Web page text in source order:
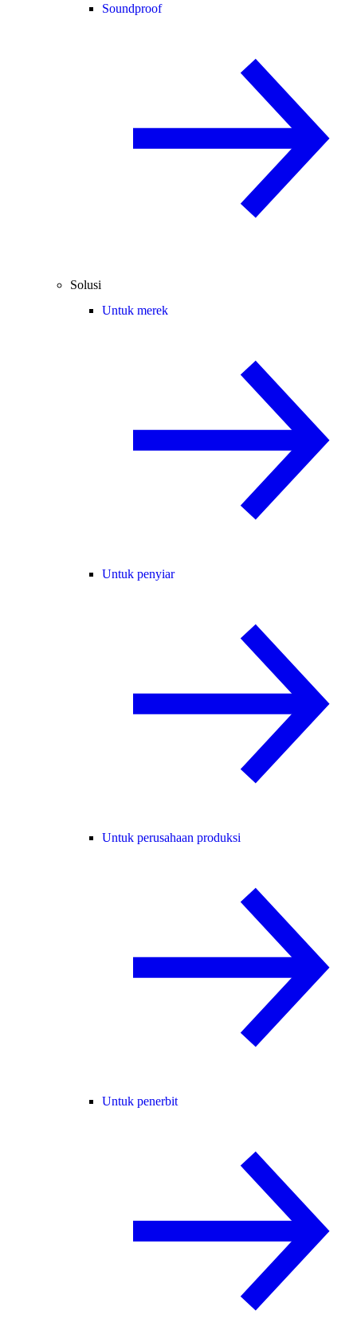
Soundproof
Solusi
Untuk merek
Untuk penyiar
Untuk perusahaan produksi
Untuk penerbit